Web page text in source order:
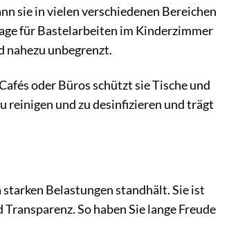
sie in vielen verschiedenen Bereichen
für Bastelarbeiten im Kinderzimmer
nahezu unbegrenzt.
oder Büros schützt sie Tische und
reinigen und zu desinfizieren und trägt
Belastungen standhält. Sie ist
So haben Sie lange Freude